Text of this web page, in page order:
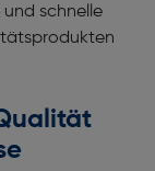
schnelle